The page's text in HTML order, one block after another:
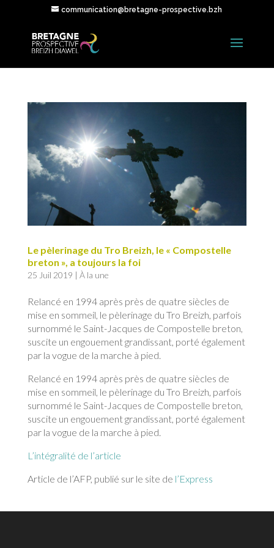
communication@bretagne-prospective.bzh
Le pèlerinage du Tro Breizh, le « Compostelle
breton », a toujours la foi
25 Juil 2019 | À la une
Relancé en 1994 après près de quatre siècles de
mise en sommeil, le pèlerinage du Tro Breizh, parfois
surnommé le Saint-Jacques de Compostelle breton,
suscite un engouement grandissant, porté également
par la vogue de la marche à pied.
Relancé en 1994 après près de quatre siècles de
mise en sommeil, le pèlerinage du Tro Breizh, parfois
surnommé le Saint-Jacques de Compostelle breton,
suscite un engouement grandissant, porté également
par la vogue de la marche à pied.
L’intégralité de l’article
Article de l’AFP, publié sur le site de l’Express